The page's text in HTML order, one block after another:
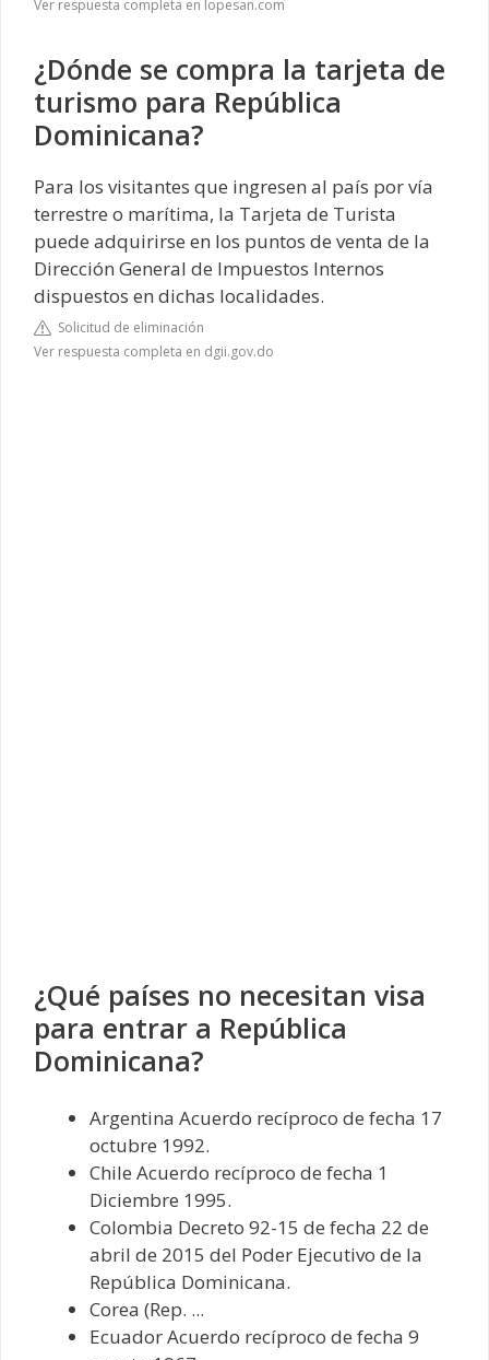
Ver respuesta completa en lopesan.com
¿Dónde se compra la tarjeta de
turismo para República
Dominicana?
Para los visitantes que ingresen al país por vía
terrestre o marítima, la Tarjeta de Turista
puede adquirirse en los puntos de venta de la
Dirección General de Impuestos Internos
dispuestos en dichas localidades.
Solicitud de eliminación
Ver respuesta completa en dgii.gov.do
¿Qué países no necesitan visa
para entrar a República
Dominicana?
Argentina Acuerdo recíproco de fecha 17
octubre 1992.
Chile Acuerdo recíproco de fecha 1
Diciembre 1995.
Colombia Decreto 92-15 de fecha 22 de
abril de 2015 del Poder Ejecutivo de la
República Dominicana.
Corea (Rep. ...
Ecuador Acuerdo recíproco de fecha 9